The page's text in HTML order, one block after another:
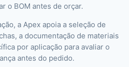
o BOM antes de orçar.
a Apex apoia a seleção de
a documentação de materiais
por aplicação para avaliar o
antes do pedido.